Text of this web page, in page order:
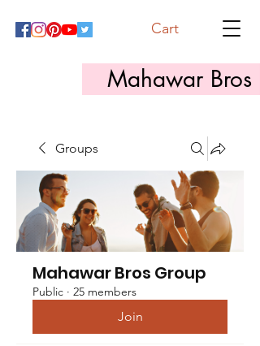
Mahawar Bros
Cart
Groups
Mahawar Bros Group
Public · 25 members
Join